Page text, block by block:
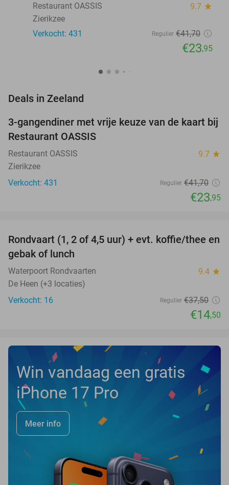
Restaurant OASSIS
9.7 star
Zierikzee
Verkocht: 431
Regulier €41,70
€23,95
Deals in Zeeland
43%
3-gangendiner met vrije keuze van de kaart bij
Restaurant OASSIS
Restaurant OASSIS 9.7 star
Zierikzee
Verkocht: 431
Regulier €41,70
€23,95
61%
TODAY
Rondvaart (1, 2 of 4,5 uur) + evt. koffie/thee en
gebak of lunch
Waterpoort Rondvaarten 9.4 star
De Heen (+3 locaties)
Verkocht: 16
Regulier €37,50
€14,50
Win vandaag een gratis
iPhone 17 Pro
Meer info